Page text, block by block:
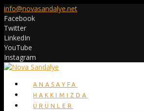
info@novasandalye.net
Facebook
Twitter
LinkedIn
YouTube
Instagram
ANASAYFA
HAKKIMIZDA
ÜRÜNLER